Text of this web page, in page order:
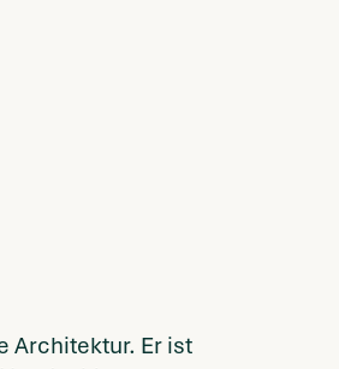
Architektur. Er ist